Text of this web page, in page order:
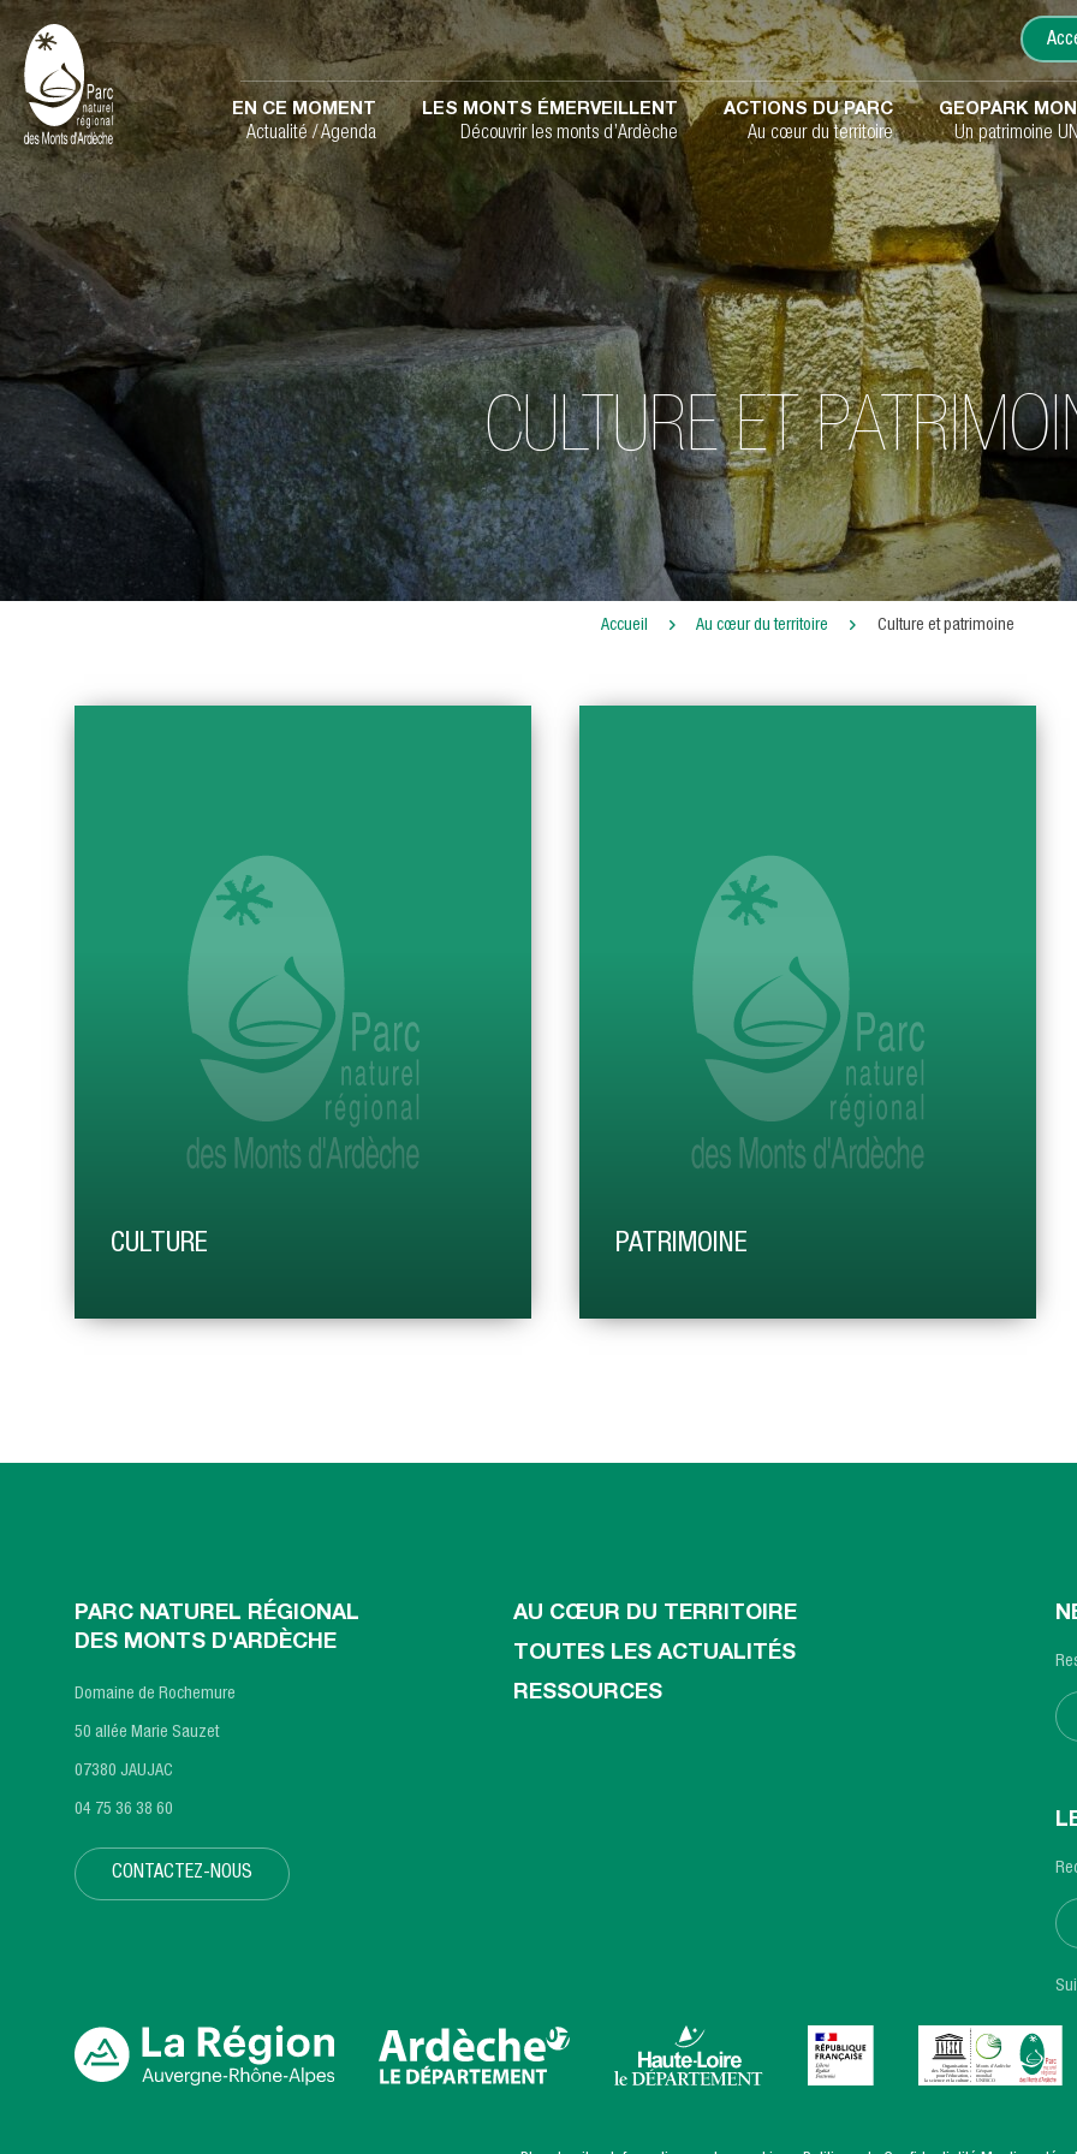
EN CE MOMENT
Actualité / Agenda
LES MONTS ÉMERVEILLENT
Découvrir les monts d’Ardèche
ACTIONS DU PARC
Au cœur du territoire
GEOPARK
Un patrimoine
CULTURE ET
Accueil Au cœur du territoire Culture et patrimoine
CULTURE PATRIMOINE
PARC NATUREL RÉGIONAL
DES MONTS D'ARDÈCHE
Domaine de Rochemure
50 allée Marie Sauzet
07380 JAUJAC
04 75 36 38 60
CONTACTEZ-NOUS
AU CŒUR DU TERRITOIRE
TOUTES LES ACTUALITÉS
RESSOURCES